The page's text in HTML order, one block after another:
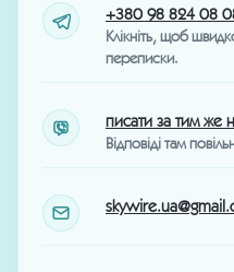
+380 98 824 08
Клікніть, щоб
переписки.
писати за тим же
Відповіді там